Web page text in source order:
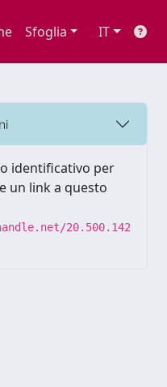
Sfoglia IT
identificativo per
un link a questo
20.500.142